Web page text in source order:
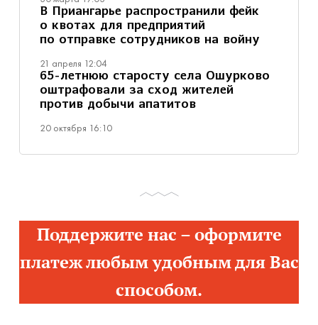
В Приангарье распространили фейк
о квотах для предприятий
по отправке сотрудников на войну
21 апреля 12:04
65-летнюю старосту села Ошурково
оштрафовали за сход жителей
против добычи апатитов
20 октября 16:10
Поддержите нас – оформите
платеж любым удобным для Вас
способом.